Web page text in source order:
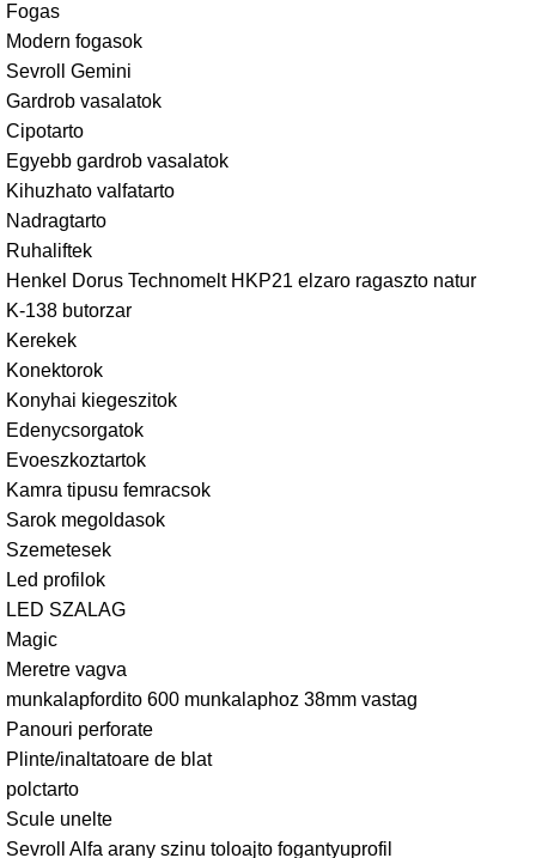
Fogas
Modern fogasok
Sevroll Gemini
Gardrob vasalatok
Cipotarto
Egyebb gardrob vasalatok
Kihuzhato valfatarto
Nadragtarto
Ruhaliftek
Henkel Dorus Technomelt HKP21 elzaro ragaszto natur
K-138 butorzar
Kerekek
Konektorok
Konyhai kiegeszitok
Edenycsorgatok
Evoeszkoztartok
Kamra tipusu femracsok
Sarok megoldasok
Szemetesek
Led profilok
LED SZALAG
Magic
Meretre vagva
munkalapfordito 600 munkalaphoz 38mm vastag
Panouri perforate
Plinte/inaltatoare de blat
polctarto
Scule unelte
Sevroll Alfa arany szinu toloajto fogantyuprofil